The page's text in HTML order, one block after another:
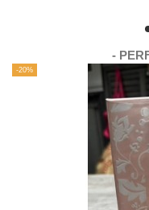
-
-20%